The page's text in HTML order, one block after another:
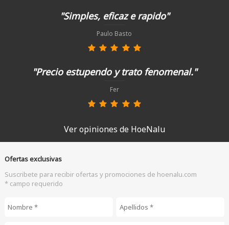
"Simples, eficaz e rapido"
Paulo Basto
"Precio estupendo y trato fenomenal."
Fer
Ver opiniones de HoeNalu
Ofertas exclusivas
Suscribete para recibir ofertas y promociones de hoenalu.com
* campo requerido